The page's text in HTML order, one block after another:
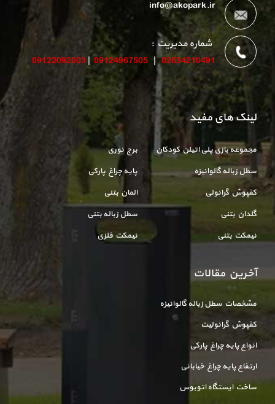
info@akopark.ir
شماره مدیریت :
02634210491
|
09124967505
|
09122092003
لینک های مفید
مجموعه بازی پلی اتیلن کودکان
برج نوری
سطل زباله گالوانیزه
پایه چراغ پارکی
کفپوش گرانولی
المان بتنی
گلدان بتنی
سطل زباله بتنی
نیمکت بتنی
نیمکت فلزی
آخرین مقالات
مشخصات سطل زباله گالوانیزه
کفپوش گرانولیت
انواع پایه چراغ پارکی
ارتفاع پایه چراغ خیابانی
ساخت ایستگاه اتوبوس